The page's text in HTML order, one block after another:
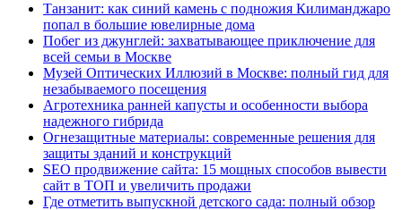
Танзанит: как синий камень с подножия Килиманджаро
попал в большие ювелирные дома
Побег из джунглей: захватывающее приключение для
всей семьи в Москве
Музей Оптических Иллюзий в Москве: полный гид для
незабываемого посещения
Агротехника ранней капусты и особенности выбора
надежного гибрида
Огнезащитные материалы: современные решения для
защиты зданий и конструкций
SEO продвижение сайта: 15 мощных способов вывести
сайт в ТОП и увеличить продажи
Где отметить выпускной детского сада: полный обзор